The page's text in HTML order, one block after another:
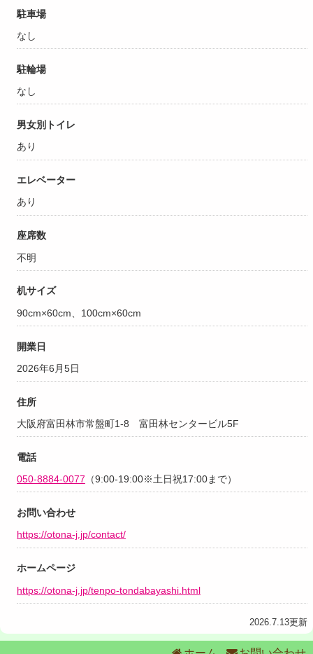
駐車場
なし
駐輪場
なし
男女別トイレ
あり
エレベーター
あり
座席数
不明
机サイズ
90cm×60cm、100cm×60cm
開業日
2026年6月5日
住所
大阪府富田林市常盤町1-8 富田林センタービル5F
電話
050-8884-0077 （9:00-19:00※土日祝17:00まで）
お問い合わせ
https://otona-j.jp/contact/
ホームページ
https://otona-j.jp/tenpo-tondabayashi.html
2026.7.13更新